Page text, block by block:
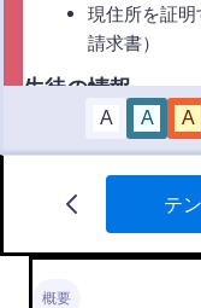
テ
概要
ミニ数学テ